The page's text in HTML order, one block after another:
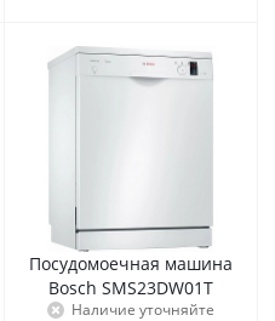
Посудомоечная машина
Bosch SMS23DW01T
Наличие уточняйте